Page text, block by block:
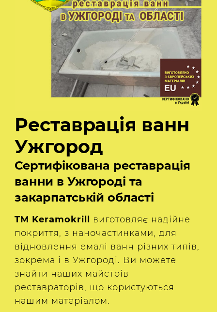
Реставрація ванн
Ужгород
Сертифікована реставрація
ванни в Ужгороді та
закарпатській області
TM Keramokrill
виготовляє надійне
покриття, з наночастинками, для
відновлення емалі ванн різних типів,
зокрема і в Ужгороді. Ви можете
знайти наших майстрів
реставраторів, що користуються
нашим матеріалом.